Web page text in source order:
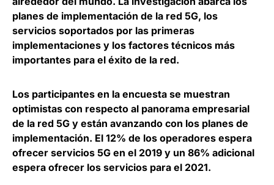
planes de implementación de la red 5G, los
servicios soportados por las primeras
implementaciones y los factores técnicos más
importantes para el éxito de la red.
Los participantes en la encuesta se muestran
optimistas con respecto al panorama empresarial
de la red 5G y están avanzando con los planes de
implementación. El 12% de los operadores espera
ofrecer servicios 5G en el 2019 y un 86% adicional
espera ofrecer los servicios para el 2021.